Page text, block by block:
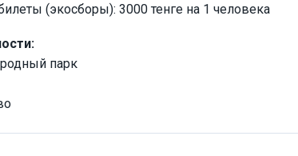
(экосборы): 3000 тенге на 1 человека
парк